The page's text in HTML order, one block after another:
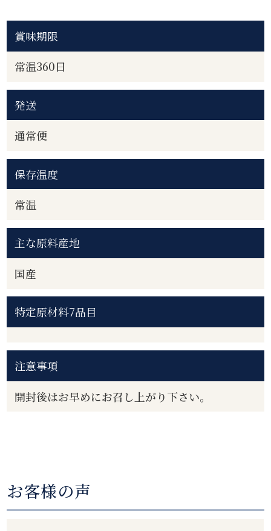
賞味期限
常温360日
発送
通常便
保存温度
常温
主な原料産地
国産
特定原材料7品目
注意事項
開封後はお早めにお召し上がり下さい。
お客様の声